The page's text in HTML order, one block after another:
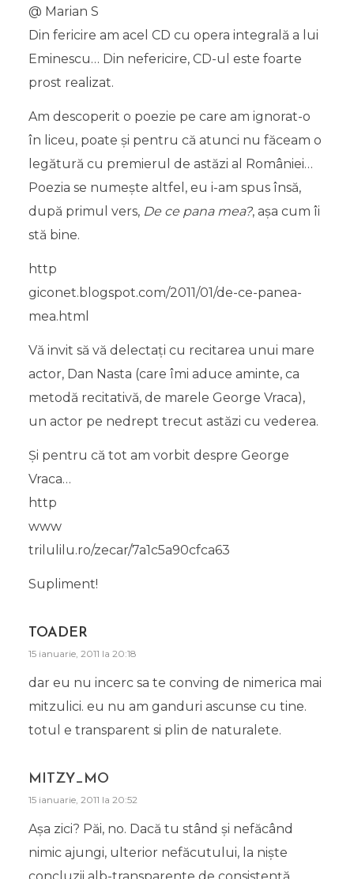
@ Marian S
Din fericire am acel CD cu opera integrală a lui
Eminescu… Din nefericire, CD-ul este foarte
prost realizat.
Am descoperit o poezie pe care am ignorat-o
în liceu, poate şi pentru că atunci nu făceam o
legătură cu premierul de astăzi al României…
Poezia se numeşte altfel, eu i-am spus însă,
după primul vers, De ce pana mea?, aşa cum îi
stă bine.
http
giconet.blogspot.com/2011/01/de-ce-panea-
mea.html
Vă invit să vă delectaţi cu recitarea unui mare
actor, Dan Nasta (care îmi aduce aminte, ca
metodă recitativă, de marele George Vraca),
un actor pe nedrept trecut astăzi cu vederea.
Şi pentru că tot am vorbit despre George
Vraca…
http
www
trilulilu.ro/zecar/7a1c5a90cfca63
Supliment!
TOADER
15 ianuarie, 2011 la 20:18
dar eu nu incerc sa te conving de nimerica mai
mitzulici. eu nu am ganduri ascunse cu tine.
totul e transparent si plin de naturalete.
MITZY_MO
15 ianuarie, 2011 la 20:52
Așa zici? Păi, no. Dacă tu stând și nefăcând
nimic ajungi, ulterior nefăcutului, la niște